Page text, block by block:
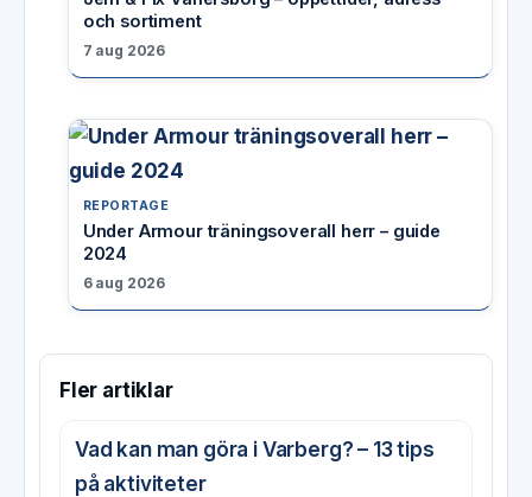
och sortiment
7 aug 2026
REPORTAGE
Under Armour träningsoverall herr – guide
2024
6 aug 2026
Fler artiklar
Vad kan man göra i Varberg? – 13 tips
på aktiviteter